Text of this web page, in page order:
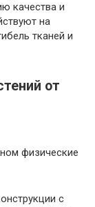
качества и
на
тканей и
от
физические
с